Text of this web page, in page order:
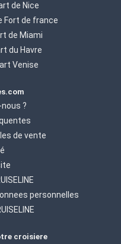
de Nice
Fort de france
de Miami
du Havre
Venise
?
de vente
personnelles
croisiere